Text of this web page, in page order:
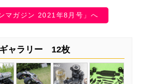
マガジン 2021年8月号」へ
ギャラリー 12枚